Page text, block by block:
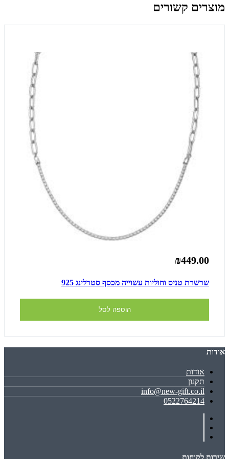
מוצרים קשורים
₪449.00
שרשרת טניס וחוליות עשוייה מכסף סטרלינג 925
הוספה לסל
אודות
אודות
תקנון
info@new-gift.co.il
0522764214
שירות לקוחות